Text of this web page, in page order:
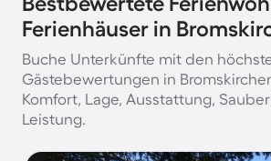
Ferienhäuser in
Buche Unterkünfte mit den
Gästebewertungen in
Komfort, Lage, Ausstattung,
Leistung.